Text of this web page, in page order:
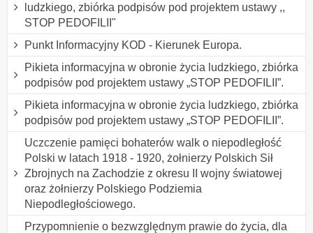
ludzkiego, zbiórka podpisów pod projektem ustawy ,,
STOP PEDOFILII"
Punkt Informacyjny KOD - Kierunek Europa.
Pikieta informacyjna w obronie życia ludzkiego, zbiórka
podpisów pod projektem ustawy „STOP PEDOFILII”.
Pikieta informacyjna w obronie życia ludzkiego, zbiórka
podpisów pod projektem ustawy „STOP PEDOFILII”.
Uczczenie pamięci bohaterów walk o niepodległość
Polski w latach 1918 - 1920, żołnierzy Polskich Sił
Zbrojnych na Zachodzie z okresu II wojny światowej
oraz żołnierzy Polskiego Podziemia
Niepodległościowego.
Przypomnienie o bezwzględnym prawie do życia, dla